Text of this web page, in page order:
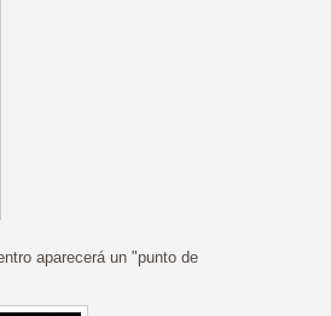
aparecerá un "punto de